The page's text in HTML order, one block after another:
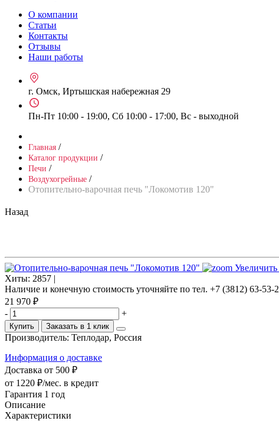
О компании
Статьи
Контакты
Отзывы
Наши работы
г. Омск, Иртышская набережная 29
Пн-Пт 10:00 - 19:00, Сб 10:00 - 17:00, Вс - выходной
Главная /
Каталог продукции /
Печи /
Воздухогрейные /
Отопительно-варочная печь "Локомотив 120"
Назад
Хиты: 2857 |
Наличие и конечную стоимость уточняйте по тел. +7 (3812) 63-53-
21 970 ₽
-
+
Купить Заказать в 1 клик
Производитель: Теплодар, Россия
Информация о доставке
Доставка от 500 ₽
от 1220 ₽/мес. в кредит
Гарантия 1 год
Описание
Характеристики